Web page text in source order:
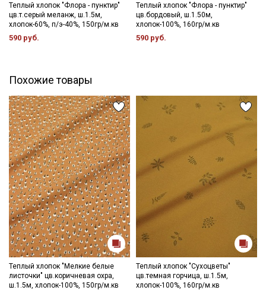
Теплый хлопок "Флора - пунктир"
цв.т.серый меланж, ш.1.5м,
хлопок-60%, п/э-40%, 150гр/м.кв
590 руб.
Теплый хлопок "Флора - пунктир"
цв.бордовый, ш.1.50м,
хлопок-100%, 160гр/м.кв
590 руб.
Похожие товары
Теплый хлопок "Мелкие белые
листочки" цв.коричневая охра,
ш.1.5м, хлопок-100%, 150гр/м.кв
Теплый хлопок "Сухоцветы"
цв.темная горчица, ш.1.5м,
хлопок-100%, 160гр/м.кв